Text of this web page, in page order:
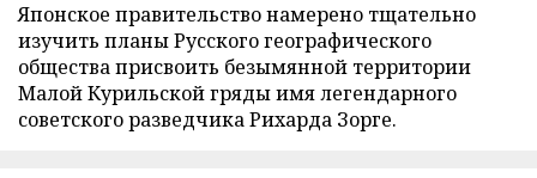
Японское правительство намерено тщательно
изучить планы Русского географического
общества присвоить безымянной территории
Малой Курильской гряды имя легендарного
советского разведчика Рихарда Зорге.